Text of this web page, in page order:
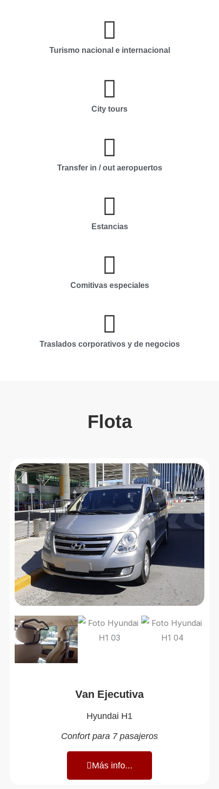
Turismo nacional e internacional
City tours
Transfer in / out aeropuertos
Estancias
Comitivas especiales
Traslados corporativos y de negocios
Flota
Van Ejecutiva
Hyundai H1
Confort para 7 pasajeros
Más info...